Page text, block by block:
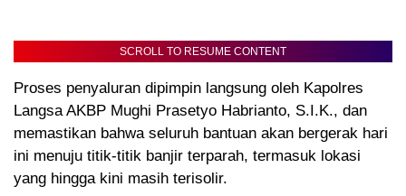
SCROLL TO RESUME CONTENT
Proses penyaluran dipimpin langsung oleh Kapolres
Langsa AKBP Mughi Prasetyo Habrianto, S.I.K., dan
memastikan bahwa seluruh bantuan akan bergerak hari
ini menuju titik-titik banjir terparah, termasuk lokasi
yang hingga kini masih terisolir.